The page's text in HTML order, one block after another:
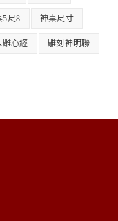
5尺8 神桌尺寸
雕心經 雕刻神明聯